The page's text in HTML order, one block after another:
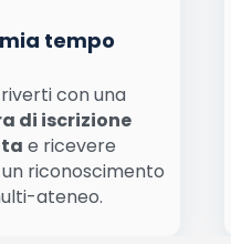
tempo
con una
di iscrizione
e ricevere
riconoscimento
ateneo.